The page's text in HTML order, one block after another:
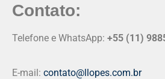
Contato:
Telefone e WhatsApp: +55 (11)
E-mail: contato@llopes.com.br